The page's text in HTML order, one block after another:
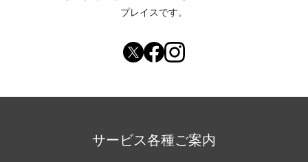
プレイスです。
サービス各種ご案内